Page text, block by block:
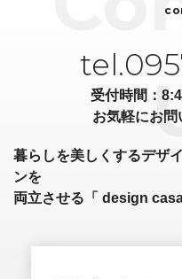
受付時間：
お気軽にお問
暮らしを美しくするデザ
ンを
両立させる「 design casa